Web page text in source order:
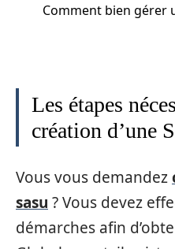
Comment bien gérer
Les étapes
création d’une
Vous vous demandez
sasu ? Vous devez
démarches afin